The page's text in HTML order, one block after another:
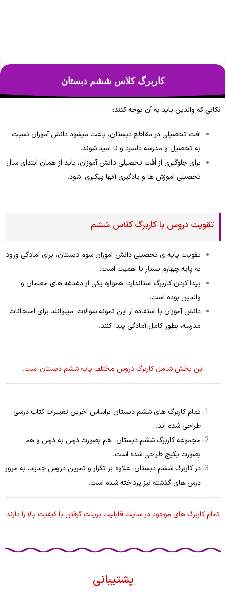
کاربرگ کلاس ششم دبستان
نکاتی که والدین باید به آن توجه کنند:
افت تحصیلی در مقاطع دبستان، باعث میشود دانش آموزان نسبت
به تحصیل و مدرسه دلسرد و نا امید شوند.
برای جلوگیری از اُفت تحصیلی دانش آموزان، باید از همان ابتدای سال
تحصیلی آموزش ها و یادگیری آنها پیگیری شود.
تقویت دروس با کاربرگ کلاس ششم
تقویت پایه ی تحصیلی دانش آموزان سوم دبستان، برای آمادگی ورود
به پایه چهارم بسیار با اهمیت است.
پیدا کردن کاربرگ استاندارد، همواره یکی از دغدغه های معلمان و
والدین بوده است.
دانش آموزان با استفاده از این نمونه سوالات، میتوانند برای امتحانات
مدرسه، بطور کامل آمادگی پیدا کنند.
این بخش شامل کاربرگ دروس مختلف پایه ششم دبستان است.
تمام کاربرگ های ششم دبستان براساس آخرین تغییرات کتاب درسی
طراحی شده اند.
مجموعه کاربرگ ششم دبستان، هم بصورت درس به درس و هم
بصورت پکیج طراحی شده است.
در کاربرگ ششم دبستان، علاوه بر تکرار و تمرین دروس جدید، به مرور
درس های گذشته نیز پرداخته شده است.
تمام کاربرگ های موجود در سایت قابلیت پرینت گرفتن با کیفیت بالا را دارند
پشتیبانی